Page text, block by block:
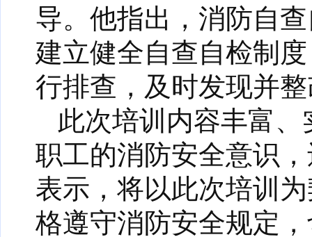
导。他指出，消防自
建立健全自查自检制
行排查，及时发现并
此次培训内容丰富
职工的消防安全意识
表示，将以此次培训
格遵守消防安全规定